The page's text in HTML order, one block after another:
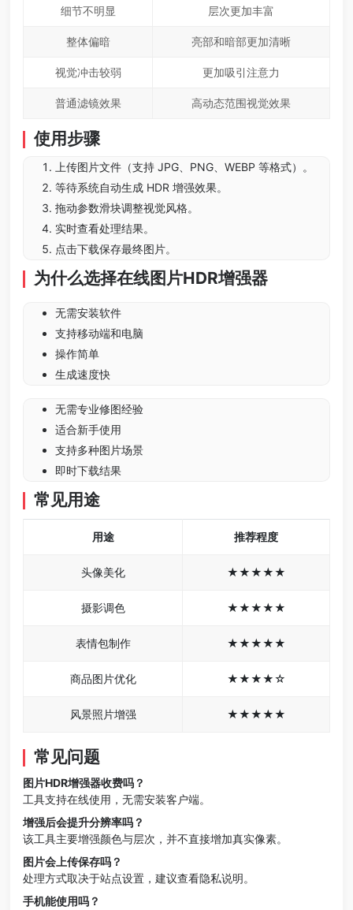
细节不明显 层次更加丰富
整体偏暗 亮部和暗部更加清晰
视觉冲击较弱 更加吸引注意力
普通滤镜效果 高动态范围视觉效果
使用步骤
上传图片文件（支持 JPG、PNG、WEBP 等格式）。
等待系统自动生成 HDR 增强效果。
拖动参数滑块调整视觉风格。
实时查看处理结果。
点击下载保存最终图片。
为什么选择在线图片HDR增强器
无需安装软件
支持移动端和电脑
操作简单
生成速度快
无需专业修图经验
适合新手使用
支持多种图片场景
即时下载结果
常见用途
用途 推荐程度
头像美化 ★★★★★
摄影调色 ★★★★★
表情包制作 ★★★★★
商品图片优化 ★★★★☆
风景照片增强 ★★★★★
常见问题
图片HDR增强器收费吗？
工具支持在线使用，无需安装客户端。
增强后会提升分辨率吗？
该工具主要增强颜色与层次，并不直接增加真实像素。
图片会上传保存吗？
处理方式取决于站点设置，建议查看隐私说明。
手机能使用吗？